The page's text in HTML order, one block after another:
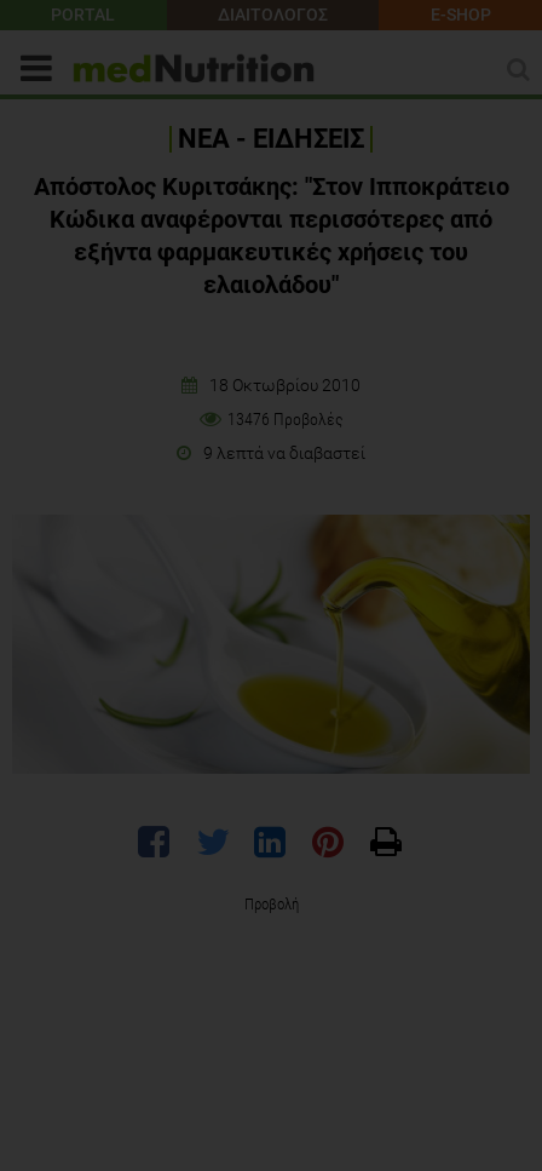
PORTAL ΔΙΑΙΤΟΛΟΓΟΣ E-SHOP
ΝΕΑ - ΕΙΔΗΣΕΙΣ
Απόστολος Κυριτσάκης: "Στον Ιπποκράτειο
Κώδικα αναφέρονται περισσότερες από
εξήντα φαρμακευτικές χρήσεις του
ελαιολάδου"
18 Οκτωβρίου 2010
13476 Προβολές
9 λεπτά να διαβαστεί
Προβολή